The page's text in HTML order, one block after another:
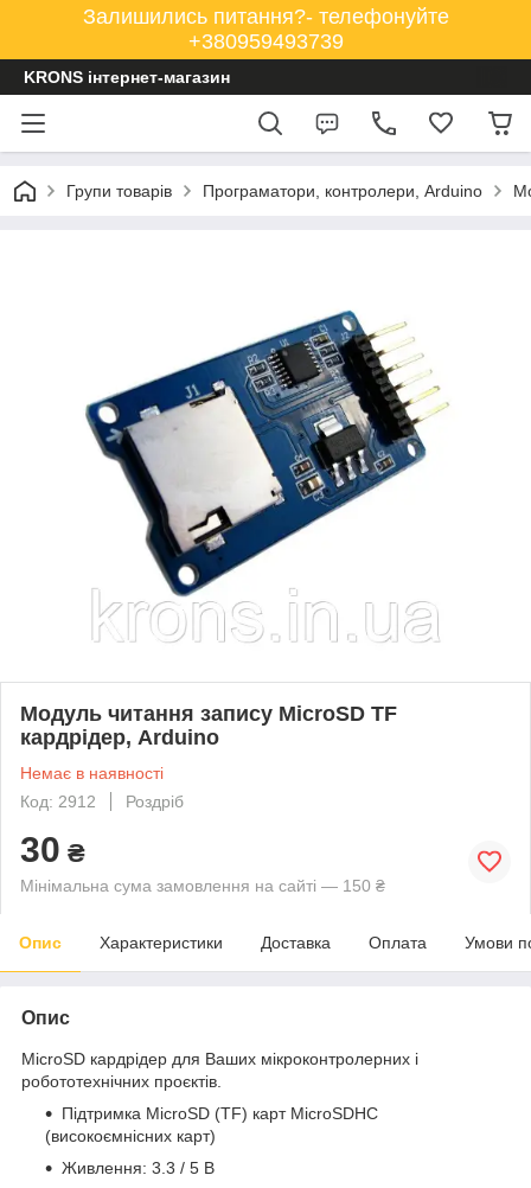
Залишились питання?- телефонуйте
+380959493739
KRONS інтернет-магазин
Групи товарів Програматори, контролери, Arduino
Модуль читання запису MicroSD TF
кардрідер, Arduino
Немає в наявності
Код: 2912
Роздріб
30 ₴
Мінімальна сума замовлення на сайті — 150 ₴
Опис Характеристики Доставка Оплата Умови
Опис
MicroSD кардрідер для Ваших мікроконтролерних і
робототехнічних проєктів.
Підтримка MicroSD (TF) карт MicroSDHC
(високоємнісних карт)
Живлення: 3.3 / 5 В